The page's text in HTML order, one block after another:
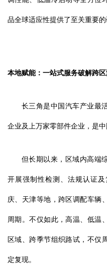
品全球适应性提供了至关重要的
本地赋能：一站式服务破解跨
长三角是中国汽车产业最
企业及上万家零部件企业，是
但长期以来，区域内高端
开展强制性检测、法规认证
庆、天津等地，跨区调配车辆
周期。不仅如此，高温、低温
区域、跨季节组织路试，不仅
定复现。